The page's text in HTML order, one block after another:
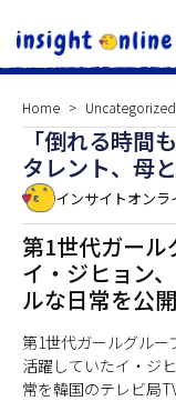
Home Uncategorized
「倒れる時間
タレント、母
インサイトオンラ
第1世代ガール
イ・ジヒョン
ルな日常を公開
第1世代ガールグルー
活躍していたイ・ジ
常を韓国のテレビ局